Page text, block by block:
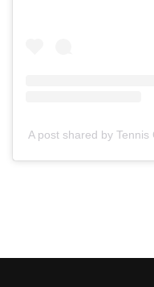
A post shared by